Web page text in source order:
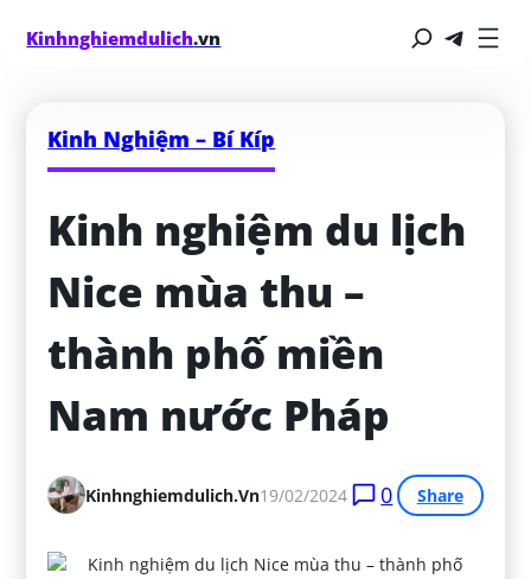
Kinhnghiemdulich.vn
Kinh Nghiệm – Bí Kíp
Kinh nghiệm du lịch
Nice mùa thu –
thành phố miền
Nam nước Pháp
Kinhnghiemdulich.vn19/02/2024 0 Share